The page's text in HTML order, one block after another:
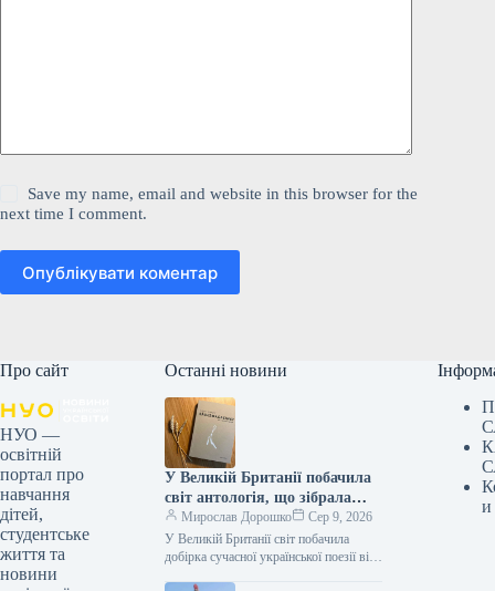
Save my name, email and website in this browser for the
next time I comment.
Опублікувати коментар
Про сайт
НУО —
освітній
портал про
навчання
дітей,
студентське
життя та
новини
Останні новини
У Великій Британії побачила
світ антологія, що зібрала
твори дванадцяти
українських поетес, а у Швеції
видано збірку текстів
Мирослав Дорошко
Сер 9, 2026
У Великій Британії світ побачила
добірка сучасної української поезії від
и